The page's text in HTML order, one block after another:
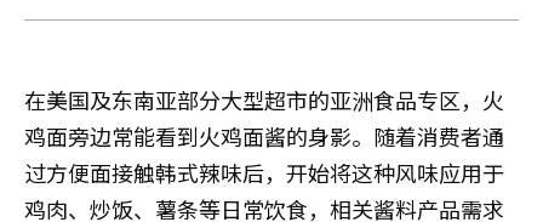
章 小
在美国及东南亚部分大型超市的亚洲食品专区，火
鸡面旁边常能看到火鸡面酱的身影。随着消费者通
过方便面接触韩式辣味后，开始将这种风味应用于
鸡肉、炒饭、薯条等日常饮食，相关酱料产品需求